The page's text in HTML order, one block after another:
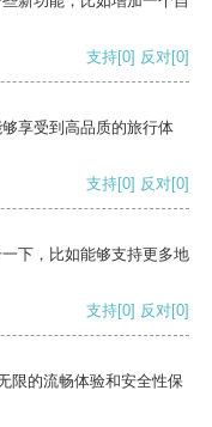
支持[0] 反对[0]
享受到高品质的旅行体
支持[0] 反对[0]
下，比如能够支持更多地
支持[0] 反对[0]
限的流畅体验和安全性保